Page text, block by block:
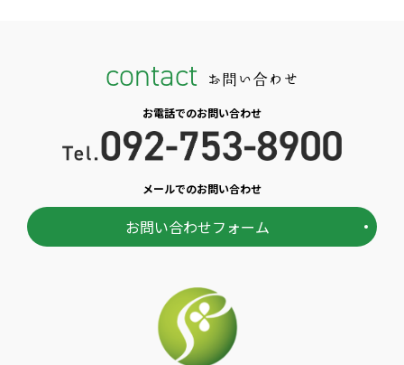
contact お問い合わせ
お電話でのお問い合わせ
メールでのお問い合わせ
お問い合わせフォーム